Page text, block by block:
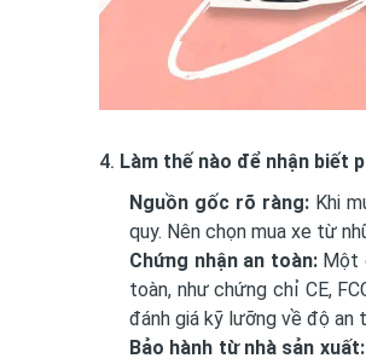
4. Làm thế nào để nhận biết
Nguồn gốc rõ ràng: Khi
quy. Nên chọn mua xe từ
Chứng nhận an toàn:Một
toàn, như chứng chỉ CE,
đánh giá kỹ lưỡng về độ an
Bảo hành từ nhà sản xuất: